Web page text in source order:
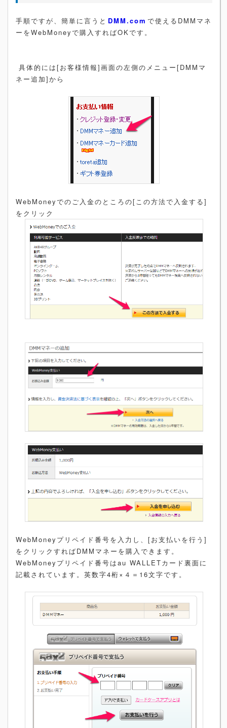
手順ですが、簡単に言うと DMM.com で使えるDMMマネ
ーをWebMoneyで購入すればOKです。
具体的には[お客様情報]画面の左側のメニュー[DMMマ
ネー追加]から
WebMoneyでのご入金のところの[この方法で入金する]
をクリック
WebMoneyプリペイド番号を入力し、[お支払いを行う]
をクリックすればDMMマネーを購入できます。
WebMoneyプリペイド番号はau WALLETカード裏面に
記載されています。英数字4桁×４＝16文字です。